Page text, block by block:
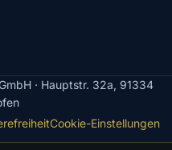
· Hauptstr. 32a, 91334
Cookie-Einstellungen